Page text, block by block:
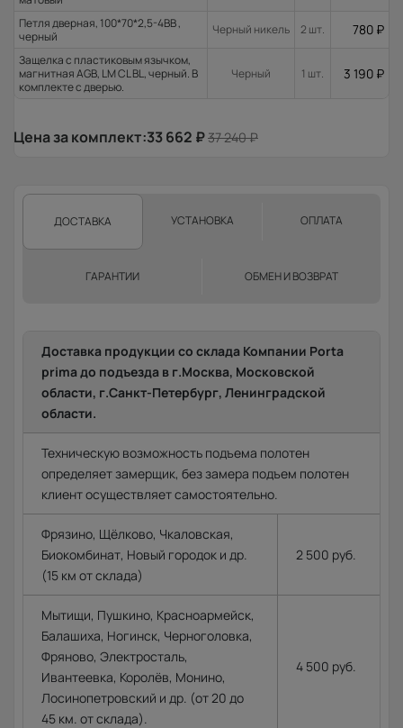
Петля дверная, 100*70*2,5-4ВВ ,
черный
Черный никель 2 шт. 780 ₽
Защелка с пластиковым язычком,
магнитная AGB, LM CL BL, черный. В
комплекте с дверью.
Черный 1 шт. 3 190 ₽
Цена за комплект:33 662 ₽37 240₽
ДОСТАВКА УСТАНОВКА ОПЛАТА
ГАРАНТИИ ОБМЕН И ВОЗВРАТ
Доставка продукции со склада Компании Porta
prima до подъезда в г.Москва, Московской
области, г.Санкт-Петербург, Ленинградской
области.
Техническую возможность подъема полотен
определяет замерщик, без замера подъем полотен
клиент осуществляет самостоятельно.
Фрязино, Щёлково, Чкаловская,
Биокомбинат, Новый городок и др.
(15 км от склада)
2 500 руб.
Мытищи, Пушкино, Красноармейск,
Балашиха, Ногинск, Черноголовка,
Фряново, Электросталь,
Ивантеевка, Королёв, Монино,
Лосинопетровский и др. (от 20 до
45 км. от склада).
4 500 руб.